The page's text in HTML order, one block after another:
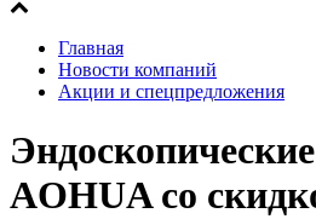
Главная
Новости компаний
Акции и спецпредложения
AOHUA со